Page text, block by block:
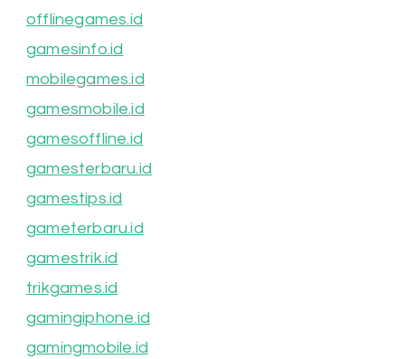
offlinegames.id
gamesinfo.id
mobilegames.id
gamesmobile.id
gamesoffline.id
gamesterbaru.id
gamestips.id
gameterbaru.id
gamestrik.id
trikgames.id
gamingiphone.id
gamingmobile.id